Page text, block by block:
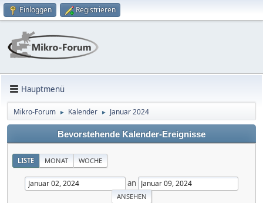
Einloggen Registrieren
Hauptmenü
Mikro-Forum ► Kalender ► Januar 2024
Bevorstehende Kalender-Ereignisse
LISTE MONAT WOCHE
an